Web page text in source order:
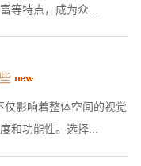
等特点，成为众...
影响着整体空间的视觉
和功能性。选择...